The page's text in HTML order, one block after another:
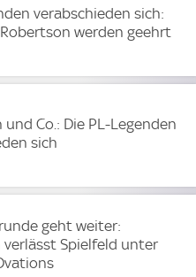
verabschieden sich:
werden geehrt
und Co.: Die PL-Legenden
sich
geht weiter:
verlässt Spielfeld unter